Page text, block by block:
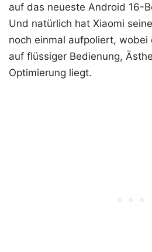
auf das neueste Android 16-
Und natürlich hat Xiaomi
noch einmal aufpoliert, wobei
auf flüssiger Bedienung,
Optimierung liegt.